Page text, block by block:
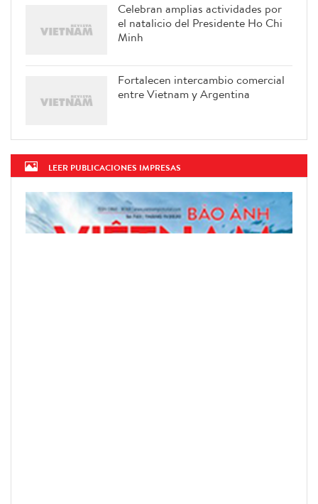
Celebran amplias actividades por
el natalicio del Presidente Ho Chi
Minh
Fortalecen intercambio comercial
entre Vietnam y Argentina
LEER PUBLICACIONES IMPRESAS